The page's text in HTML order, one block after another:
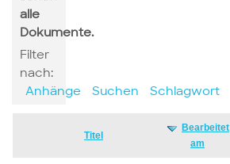
alle
Dokumente.
Filter
nach:
Anhänge
Suchen Schlagwort
Titel
Bearbeitet
am